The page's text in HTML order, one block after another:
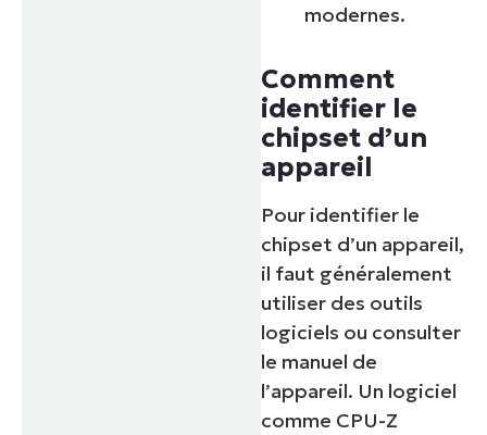
modernes.
Comment
identifier le
chipset d’un
appareil
Pour identifier le
chipset d’un appareil,
il faut généralement
utiliser des outils
logiciels ou consulter
le manuel de
l’appareil. Un logiciel
comme CPU-Z